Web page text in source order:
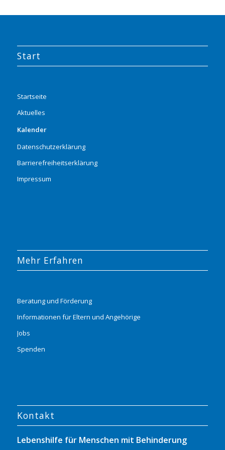
Start
Startseite
Aktuelles
Kalender
Datenschutzerklärung
Barrierefreiheitserklärung
Impressum
Mehr Erfahren
Beratung und Förderung
Informationen für Eltern und Angehörige
Jobs
Spenden
Kontakt
Lebenshilfe für Menschen mit Behinderung